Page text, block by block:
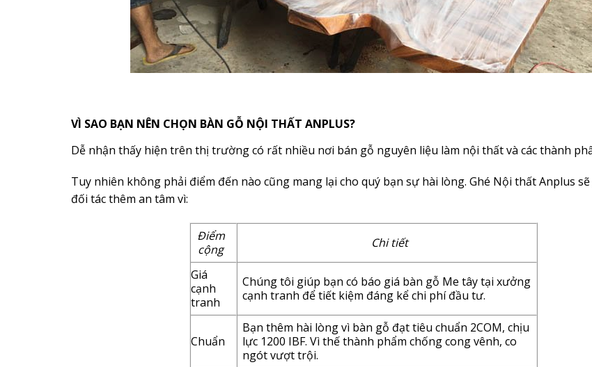
VÌ SAO BẠN NÊN CHỌN BÀN GỖ NỘI THẤT ANPLUS?
Dễ nhận thấy hiện trên thị trường có rất nhiều nơi bán gỗ nguyên liệu làm nội thất và các thành
Tuy nhiên không phải điểm đến nào cũng mang lại cho quý bạn sự hài lòng. Ghé Nội thất Anplus
đối tác thêm an tâm vì:
Điểm
cộng
Chi tiết
Giá
cạnh
tranh
Chúng tôi giúp bạn có báo giá bàn gỗ Me tây tại xưởng
cạnh tranh để tiết kiệm đáng kể chi phí đầu tư.
Chuẩn
Bạn thêm hài lòng vì bàn gỗ đạt tiêu chuẩn 2COM, chịu
lực 1200 IBF. Vì thế thành phẩm chống cong vênh, co
ngót vượt trội.